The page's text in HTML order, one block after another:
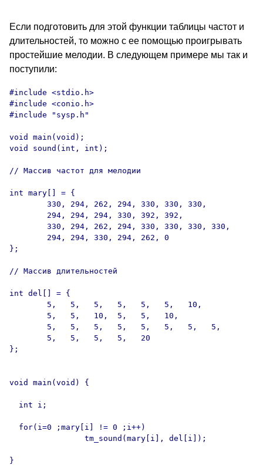
Если подготовить для этой функции таблицы частот и
длительностей, то можно с ее помощью проигрывать
простейшие мелодии. В следующем примере мы так и
поступили:
#include <stdio.h>
#include <conio.h>
#include "sysp.h"
void main(void);
void sound(int, int);
// Массив частот для мелодии
int mary[] = {
        330, 294, 262, 294, 330, 330, 330,
        294, 294, 294, 330, 392, 392,
        330, 294, 262, 294, 330, 330, 330, 330,
        294, 294, 330, 294, 262, 0
};
// Массив длительностей
int del[] = {
        5,   5,   5,   5,   5,   5,   10,
        5,   5,   10,  5,   5,   10,
        5,   5,   5,   5,   5,   5,   5,   5,
        5,   5,   5,   5,   20
};
void main(void) {
  int i;
  for(i=0 ;mary[i] != 0 ;i++)
                tm_sound(mary[i], del[i]);
}